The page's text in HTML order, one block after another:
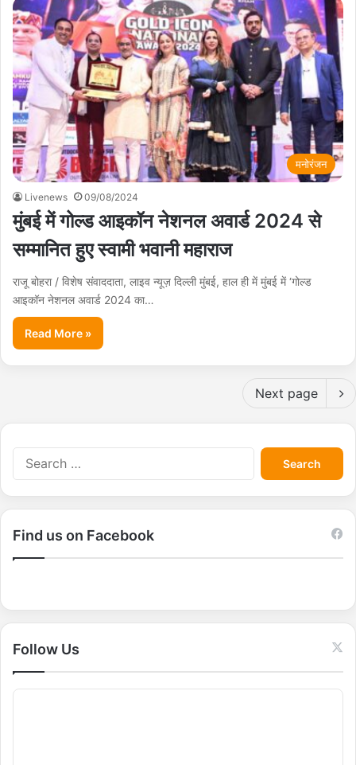
मनोरंजन
Livenews 09/08/2024
मुंबई में गोल्ड आइकॉन नेशनल अवार्ड 2024 से
सम्मानित हुए स्वामी भवानी महाराज
राजू बोहरा / विशेष संवाददाता, लाइव न्यूज़ दिल्ली मुंबई, हाल ही में मुंबई में ‘गोल्ड
आइकॉन नेशनल अवार्ड 2024 का…
Read More »
Next page
S
e
a
r
r
:
Find us on Facebook
Follow Us